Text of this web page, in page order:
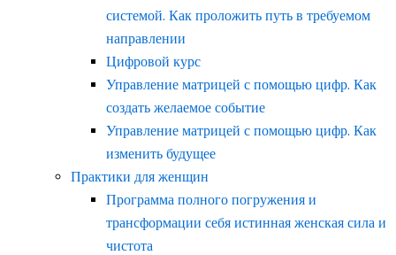
системой. Как проложить путь в требуемом
направлении
Цифровой курс
Управление матрицей с помощью цифр. Как
создать желаемое событие
Управление матрицей с помощью цифр. Как
изменить будущее
Практики для женщин
Программа полного погружения и
трансформации себя истинная женская сила и
чистота